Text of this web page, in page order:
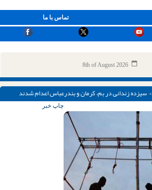
تماس با ما
8th of August 2026
> سیزده زندانی در بم، کرمان و بندرعباس اعدام شدند
چاپ خبر